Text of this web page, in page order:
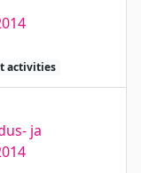
activities
ja